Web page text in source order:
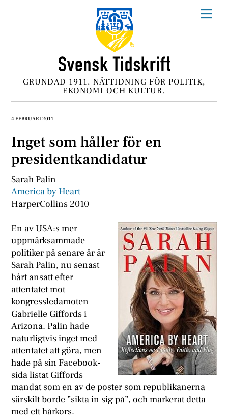
GRUNDAD 1911. NÄTTIDNING FÖR POLITIK,
EKONOMI OCH KULTUR.
4 FEBRUARI 2011
Inget som håller för en
presidentkandidatur
Sarah Palin
America by Heart
HarperCollins 2010
En av USA:s mer
uppmärksammade
politiker på senare år är
Sarah Palin, nu senast
hårt ansatt efter
attentatet mot
kongressledamoten
Gabrielle Giffords i
Arizona. Palin hade
naturligtvis inget med
attentatet att göra, men
hade på sin Facebook-
sida listat Giffords
mandat som en av de poster som republikanerna
särskilt borde ”sikta in sig på”, och markerat detta
med ett hårkors.